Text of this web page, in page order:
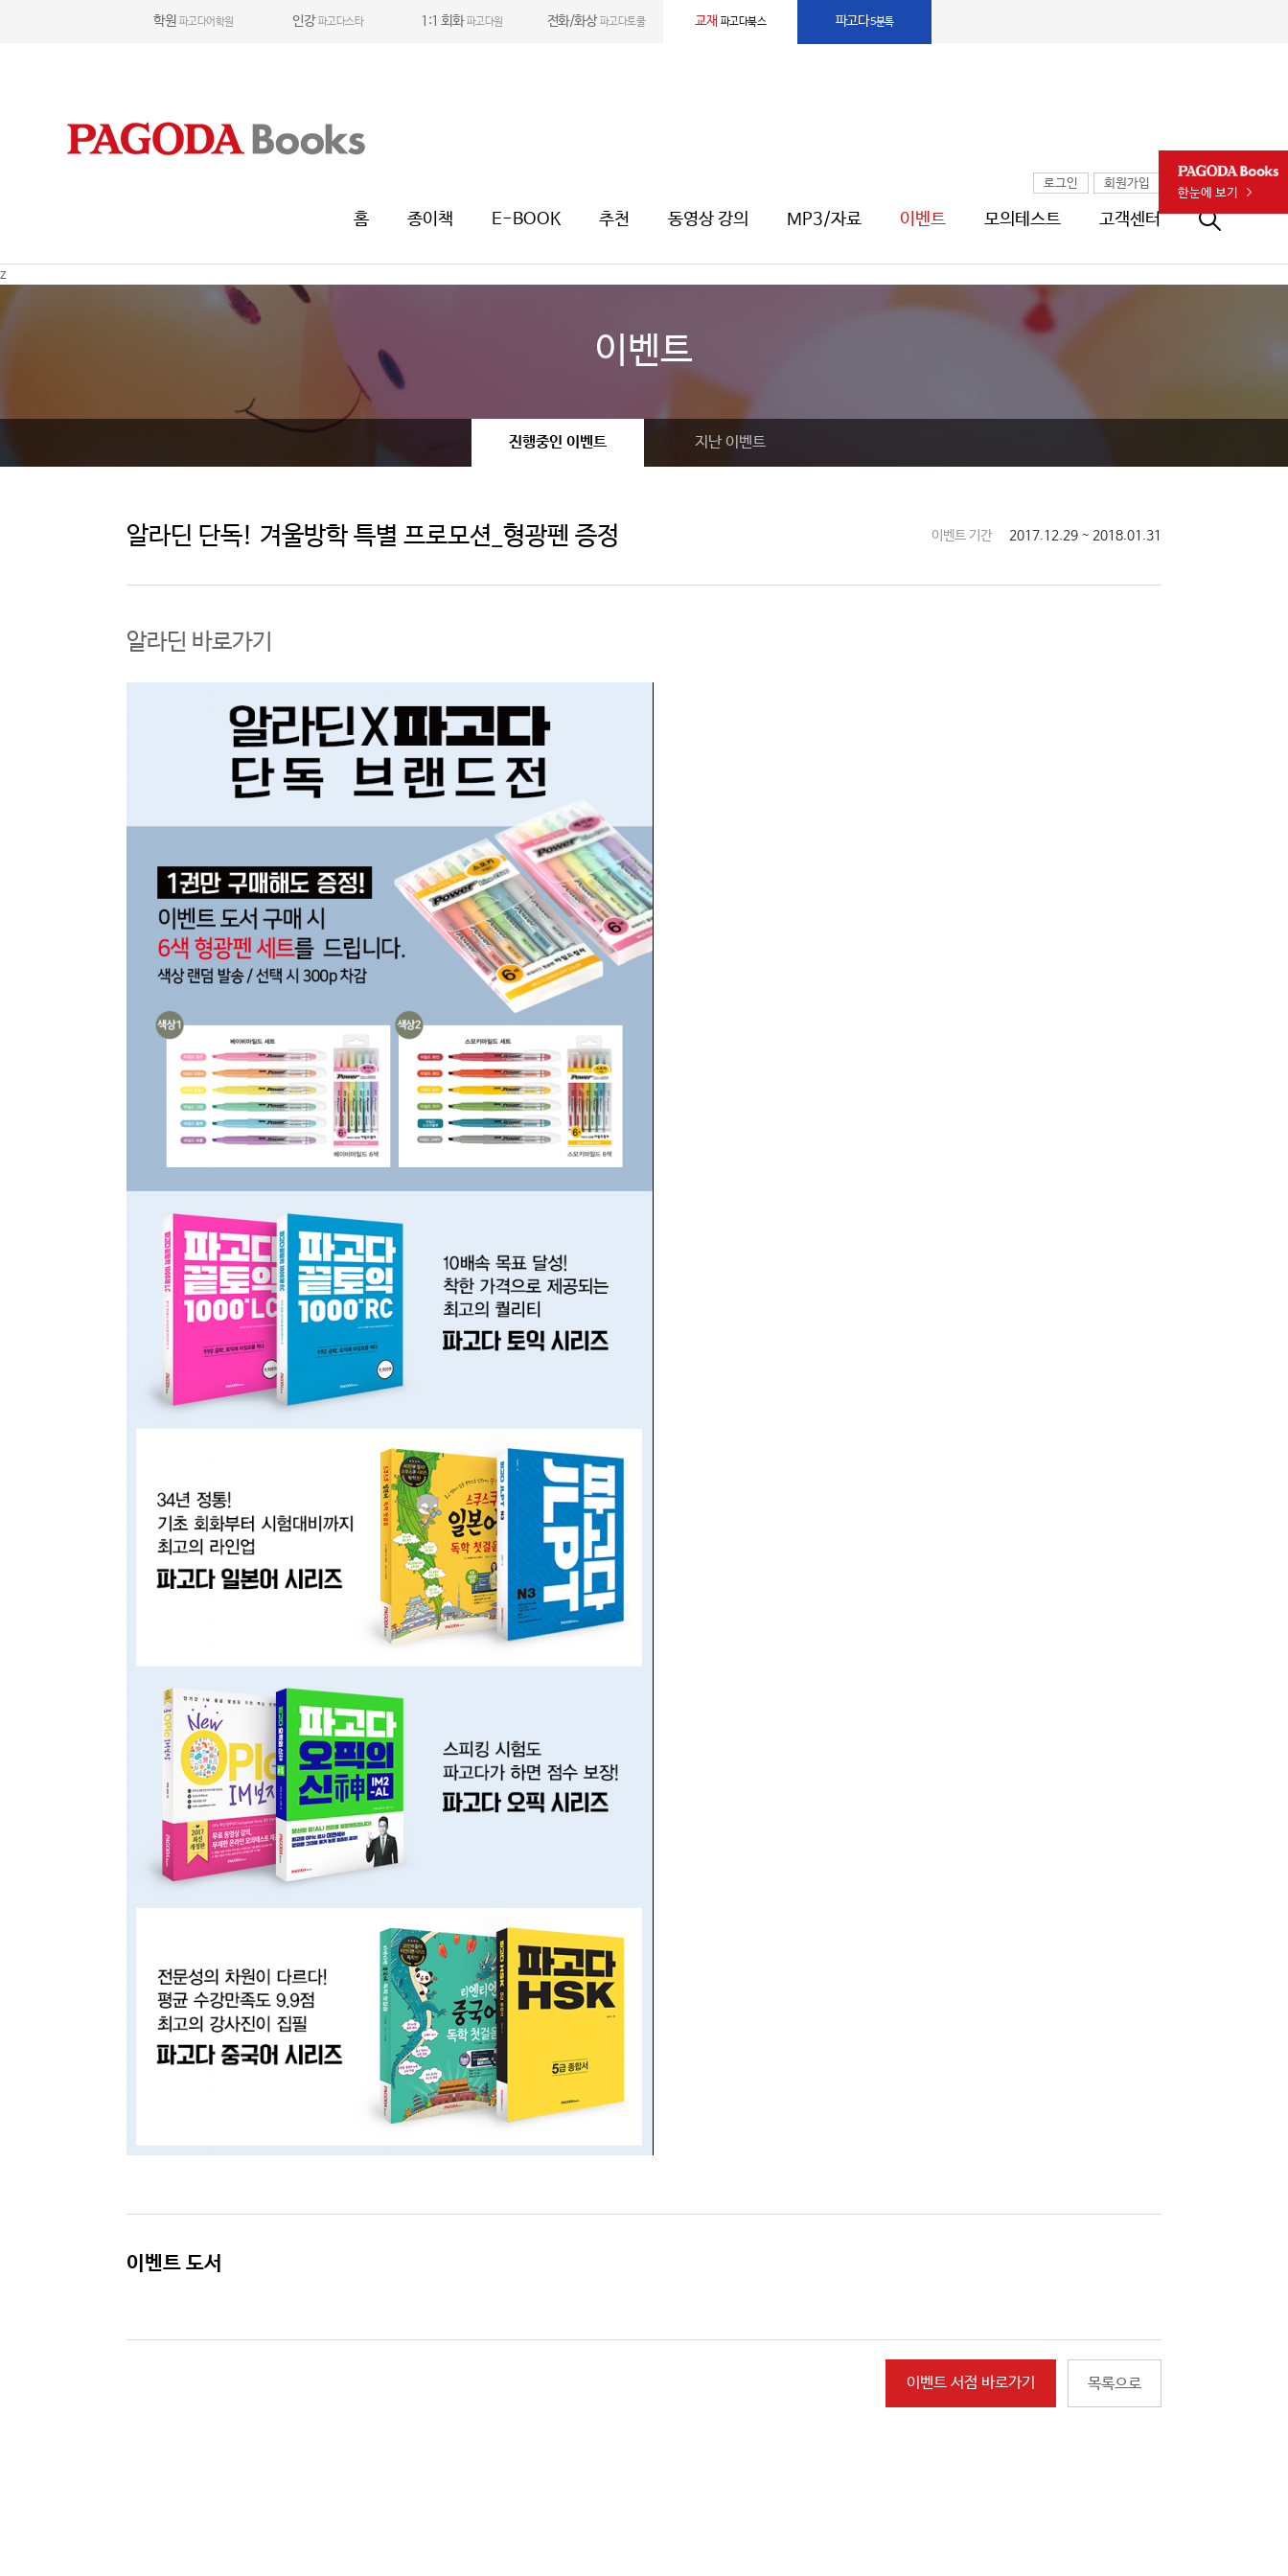
학원 파고다어학원 인강 파고다스타 1:1 회화 파고다원 전화/화상 파고다토쿨 교재 파고다북스 파고다5분톡
로그인 회원가입
홈 종이책 E-BOOK 추천 동영상 강의 MP3/자료 이벤트 모의테스트 고객센터 통합검색창 열기
PAGODA Books
한눈에 보기
z
이벤트
진행중인 이벤트
지난 이벤트
알라딘 단독! 겨울방학 특별 프로모션_형광펜 증정 이벤트 기간 2017.12.29 ~ 2018.01.31
알라딘 바로가기
이벤트 도서
이벤트 서점 바로가기 목록으로